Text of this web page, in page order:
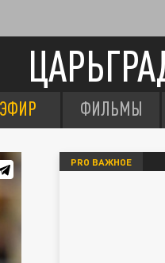
ЭФИР ФИЛЬМЫ
PRO ВАЖНОЕ